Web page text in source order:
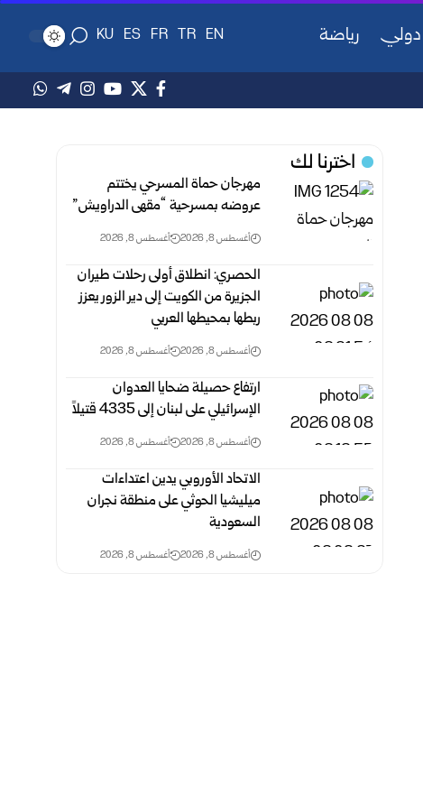
دولي رياضة EN
TR
FR
ES
KU
اخترنا لك
مهرجان حماة المسرحي يختتم
عروضه بمسرحية “مقهى الدراويش”
أغسطس 8, 2026 أغسطس 8, 2026
الحصري: انطلاق أولى رحلات طيران
الجزيرة من الكويت إلى دير الزور يعزز
ربطها بمحيطها العربي
أغسطس 8, 2026 أغسطس 8, 2026
ارتفاع حصيلة ضحايا العدوان
الإسرائيلي على لبنان إلى 4335 قتيلاً
أغسطس 8, 2026 أغسطس 8, 2026
الاتحاد الأوروبي يدين اعتداءات
ميليشيا الحوثي على منطقة نجران
السعودية
أغسطس 8, 2026 أغسطس 8, 2026